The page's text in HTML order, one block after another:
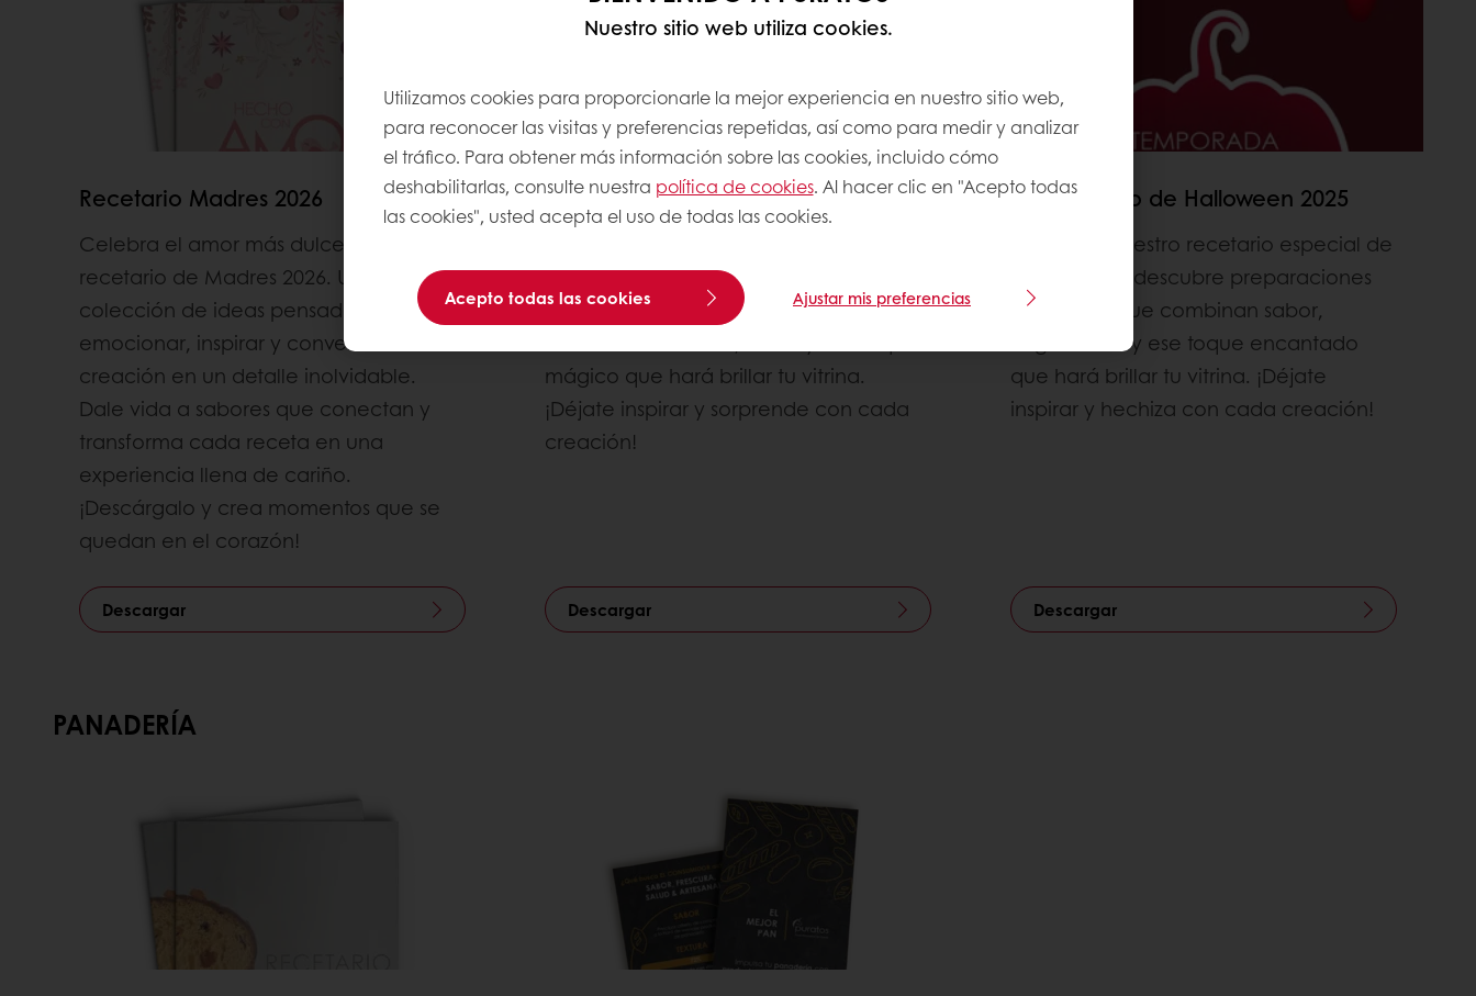
Recetario Madres 2026
Celebra el amor más dulce con nuestro
recetario de Madres 2026. Una
colección de ideas pensadas para
emocionar, inspirar y convertir cada
creación en un detalle inolvidable.
Dale vida a sabores que conectan y
transforma cada receta en una
experiencia llena de cariño.
¡Descárgalo y crea momentos que se
quedan en el corazón!
Descargar
Recetario Navidad 2025
Navidad y descubre preparaciones
irresistibles con Tegral Panettone que
mágico que hará brillar tu vitrina.
¡Déjate inspirar y sorprende con cada
creación!
Descargar
🎃 Recetario de Halloween 2025
Descarga nuestro recetario especial de
Halloween y descubre preparaciones
irresistibles que combinan sabor,
originalidad y ese toque encantado
que hará brillar tu vitrina. ¡Déjate
inspirar y hechiza con cada creación!
Descargar
PANADERÍA
Nuestro sitio web utiliza cookies.
Utilizamos cookies para proporcionarle la mejor experiencia en nuestro sitio web,
para reconocer las visitas y preferencias repetidas, así como para medir y analizar
el tráfico. Para obtener más información sobre las cookies, incluido cómo
deshabilitarlas, consulte nuestra política de cookies. Al hacer clic en "Acepto todas
las cookies", usted acepta el uso de todas las cookies.
Acepto todas las cookies Ajustar mis preferencias